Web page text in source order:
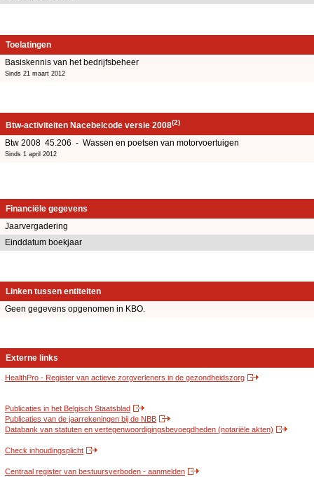
Toelatingen
Basiskennis van het bedrijfsbeheer
Sinds 21 maart 2012
Btw-activiteiten Nacebelcode versie 2008(2)
Btw 2008 45.206 - Wassen en poetsen van motorvoertuigen
Sinds 1 april 2012
Financiële gegevens
Jaarvergadering
Einddatum boekjaar
Linken tussen entiteiten
Geen gegevens opgenomen in KBO.
Externe links
HealthPro - Register van actieve zorgverleners in de gezondheidszorg
Publicaties in het Belgisch Staatsblad
Publicaties van de jaarrekeningen bij de NBB
Databank van statuten en vertegenwoordigingsbevoegdheden (notariële akten)
Check inhoudingsplicht
Centraal register van bestuursverboden - aanmelden